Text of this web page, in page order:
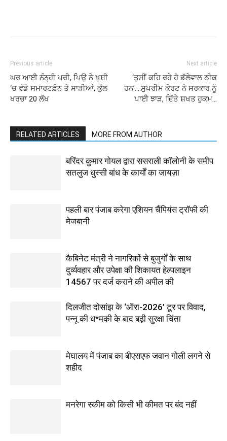
Previous article
ਘਰ ਆਈ ਨੰਨ੍ਹੀ ਪਰੀ, ਪਿਉ ਨੇ ਖੁਸ਼ੀ
‘ਚ ਵੰਡੇ ਸਮਾਰਟਫ਼ੋਨ ਤੇ ਸਾੜੀਆਂ, ਕੁੱਲ
ਖਰਚਾ 20 ਲੱਖ
Next article
‘ਤੁਸੀਂ ਕਹਿ ਰਹੇ ਹੋ ਡੱਲੇਵਾਲ ਠੀਕ
ਹਨ’….ਸੁਪਰੀਮ ਕੋਰਟ ਨੇ ਸਰਕਾਰ ਨੂੰ
ਪਾਈ ਝਾੜ, ਦਿੱਤੇ ਸ਼ਖਤ ਹੁਕਮ…
RELATED ARTICLES MORE FROM AUTHOR
बरिंदर कुमार गोयल द्वारा ससराली कॉलोनी के समीप
सतलुज धुस्सी बांध के कार्यों का जायज़ा
पहली बार पंजाब करेगा एशियन चैंपियंस ट्रॉफी की
मेजबानी
कैबिनेट मंत्री ने नागरिकों से बुजुर्गों के साथ
दुर्व्यवहार और उपेक्षा की शिकायत हेल्पलाइन
14567 पर दर्ज कराने की अपील की
दिलजीत दोसांझ के ‘ऑरा-2026’ टूर पर विवाद,
पन्नू की ध*मकी के बाद बढ़ी सुरक्षा चिंता
मेघालय में पंजाब का बीएसएफ जवान गोली लगने से
शहीद
मनरेगा स्कीम को किसी भी कीमत पर बंद नहीं